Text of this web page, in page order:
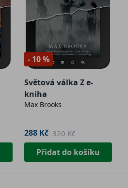
- 10 %
Světová válka Z e-
kniha
Max Brooks
288 Kč 320 Kč
Přidat do košíku